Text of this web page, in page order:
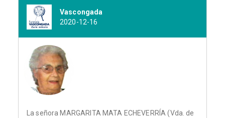
Vascongada
2020-12-16
La señora MARGARITA MATA ECHEVERRÍA (Vda. de